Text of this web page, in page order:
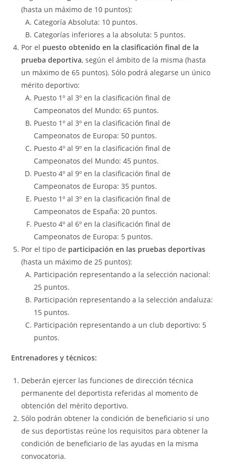
(hasta un máximo de 10 puntos):
Categoría Absoluta: 10 puntos.
Categorías inferiores a la absoluta: 5 puntos.
Por el puesto obtenido en la clasificación final de la
prueba deportiva, según el ámbito de la misma (hasta
un máximo de 65 puntos). Sólo podrá alegarse un único
mérito deportivo:
Puesto 1º al 3º en la clasificación final de
Campeonatos del Mundo: 65 puntos.
Puesto 1º al 3º en la clasificación final de
Campeonatos de Europa: 50 puntos.
Puesto 4º al 9º en la clasificación final de
Campeonatos del Mundo: 45 puntos.
Puesto 4º al 9º en la clasificación final de
Campeonatos de Europa: 35 puntos.
Puesto 1º al 3º en la clasificación final de
Campeonatos de España: 20 puntos.
Puesto 4º al 6º en la clasificación final de
Campeonatos de Europa: 5 puntos.
Por el tipo de participación en las pruebas deportivas
(hasta un máximo de 25 puntos):
Participación representando a la selección nacional:
25 puntos.
Participación representando a la selección andaluza:
15 puntos.
Participación representando a un club deportivo: 5
puntos.
Entrenadores y técnicos:
Deberán ejercer las funciones de dirección técnica
permanente del deportista referidas al momento de
obtención del mérito deportivo.
Sólo podrán obtener la condición de beneficiario si uno
de sus deportistas reúne los requisitos para obtener la
condición de beneficiario de las ayudas en la misma
convocatoria.